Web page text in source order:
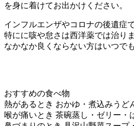
を身に着けてお出かけください。
インフルエンザやコロナの後遺症
特にに咳や怠さは西洋薬では治り
なかなか良くならない方はいつで
横内醫
おすすめの食べ物
熱があるとき おかゆ・煮込みうど
喉が痛いとき 茶碗蒸し・ゼリー・